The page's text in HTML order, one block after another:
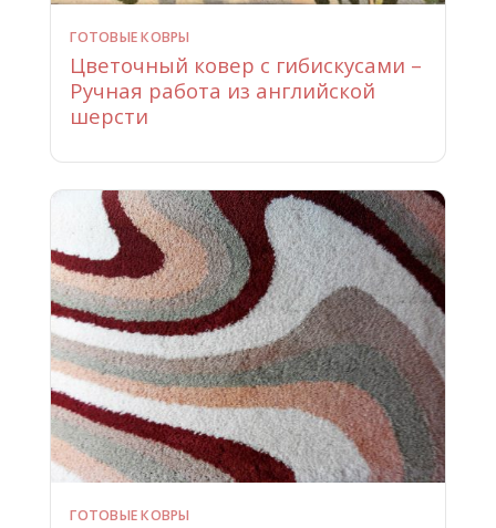
ГОТОВЫЕ КОВРЫ
Цветочный ковер с гибискусами –
Ручная работа из английской
шерсти
ГОТОВЫЕ КОВРЫ